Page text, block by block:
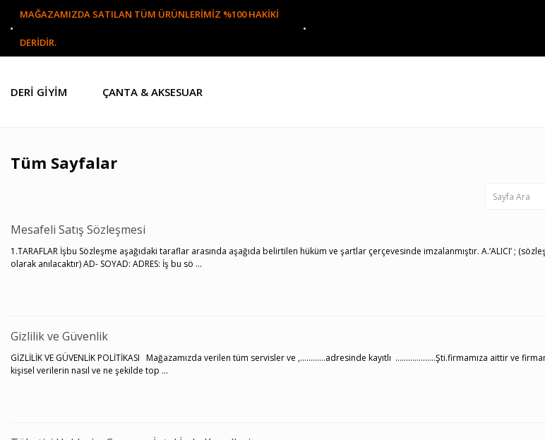
MAĞAZAMIZDA SATILAN TÜM ÜRÜNLERİMİZ %100 HAKİKİ
DERİDİR.
DERI GIYIM ÇANTA & AKSESUAR
Tüm Sayfalar
Mesafeli Satış Sözleşmesi
1.TARAFLAR İşbu Sözleşme aşağıdaki taraflar arasında aşağıda belirtilen hüküm ve şartlar çerçevesinde imzalanmıştır. A.‘ALICI’ ;
olarak anılacaktır) AD- SOYAD: ADRES: İş bu sö ...
Gizlilik ve Güvenlik
GİZLİLİK VE GÜVENLİK POLİTİKASI Mağazamızda verilen tüm servisler ve ,…………adresinde kayıtlı ……………….Şti.firmamıza aittir ve
kişisel verilerin nasıl ve ne şekilde top ...